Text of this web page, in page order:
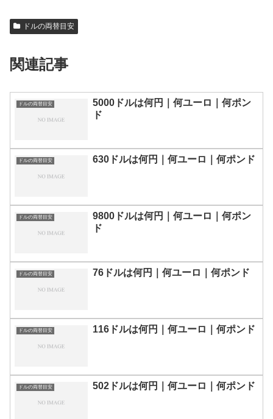
ドルの両替目安
関連記事
ドルの両替目安
5000ドルは何円｜何ユーロ｜何ポン
ド
ドルの両替目安 630ドルは何円｜何ユーロ｜何ポンド
ドルの両替目安
9800ドルは何円｜何ユーロ｜何ポン
ド
ドルの両替目安 76ドルは何円｜何ユーロ｜何ポンド
ドルの両替目安 116ドルは何円｜何ユーロ｜何ポンド
ドルの両替目安 502ドルは何円｜何ユーロ｜何ポンド